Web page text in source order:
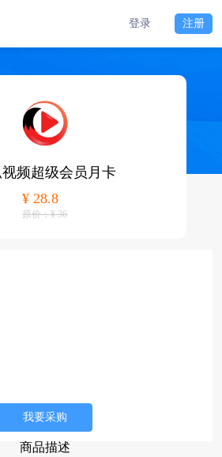
登录 注册
频超级会员月卡
¥ 28.8
原价：¥ 36
我要采购
商品描述